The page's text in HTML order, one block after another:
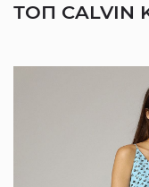
ТОП CALVIN